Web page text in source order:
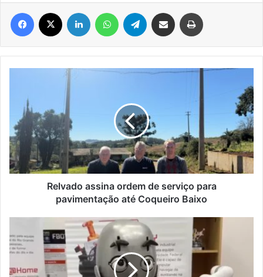
Facebook Linkedin WhatsAppTelegram Compartilhar via e-mail
ordem
serviço
para
pavimentação
até
Coqueiro
Relvado assina ordem de serviço para
pavimentação até Coqueiro Baixo
gaúchos
levam
doméstico